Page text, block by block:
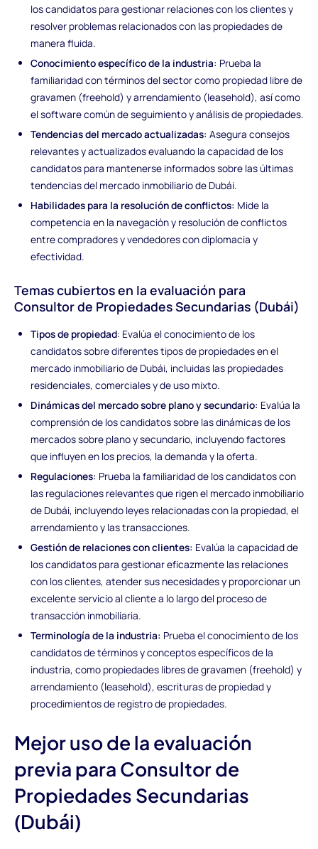
los candidatos para gestionar relaciones con los clientes y
resolver problemas relacionados con las propiedades de
manera fluida.
Conocimiento específico de la industria: Prueba la
familiaridad con términos del sector como propiedad libre de
gravamen (freehold) y arrendamiento (leasehold), así como
el software común de seguimiento y análisis de propiedades.
Tendencias del mercado actualizadas: Asegura consejos
relevantes y actualizados evaluando la capacidad de los
candidatos para mantenerse informados sobre las últimas
tendencias del mercado inmobiliario de Dubái.
Habilidades para la resolución de conflictos: Mide la
competencia en la navegación y resolución de conflictos
entre compradores y vendedores con diplomacia y
efectividad.
Temas cubiertos en la evaluación para
Consultor de Propiedades Secundarias (Dubái)
Tipos de propiedad: Evalúa el conocimiento de los
candidatos sobre diferentes tipos de propiedades en el
mercado inmobiliario de Dubái, incluidas las propiedades
residenciales, comerciales y de uso mixto.
Dinámicas del mercado sobre plano y secundario: Evalúa la
comprensión de los candidatos sobre las dinámicas de los
mercados sobre plano y secundario, incluyendo factores
que influyen en los precios, la demanda y la oferta.
Regulaciones: Prueba la familiaridad de los candidatos con
las regulaciones relevantes que rigen el mercado inmobiliario
de Dubái, incluyendo leyes relacionadas con la propiedad, el
arrendamiento y las transacciones.
Gestión de relaciones con clientes: Evalúa la capacidad de
los candidatos para gestionar eficazmente las relaciones
con los clientes, atender sus necesidades y proporcionar un
excelente servicio al cliente a lo largo del proceso de
transacción inmobiliaria.
Terminología de la industria: Prueba el conocimiento de los
candidatos de términos y conceptos específicos de la
industria, como propiedades libres de gravamen (freehold) y
arrendamiento (leasehold), escrituras de propiedad y
procedimientos de registro de propiedades.
Mejor uso de la evaluación
previa para Consultor de
Propiedades Secundarias
(Dubái)